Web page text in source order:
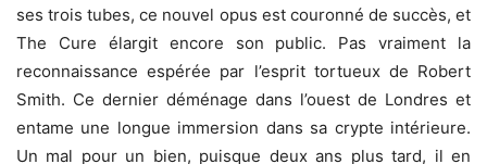
ses trois tubes, ce nouvel opus est couronné de succès, et
The Cure élargit encore son public. Pas vraiment la
reconnaissance espérée par l’esprit tortueux de Robert
Smith. Ce dernier déménage dans l’ouest de Londres et
entame une longue immersion dans sa crypte intérieure.
Un mal pour un bien, puisque deux ans plus tard, il en